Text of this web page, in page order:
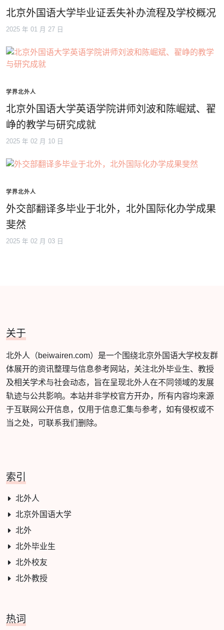
北京外国语大学毕业证丢失补办流程及学校概况
2025 年 01 月 27 日
学界北外人
北京外国语大学英语学院讲师刘波和陈崛斌、翟
峥的教学与研究成就
2025 年 02 月 10 日
学界北外人
外交部翻译多毕业于北外，北外国际化办学成果
斐然
2025 年 02 月 03 日
关于
北外人（beiwairen.com）是一个围绕北京外国语大学校友群
体展开的资讯整理与信息参考网站，关注北外毕业生、教授
及相关学术与社会动态，旨在呈现北外人在不同领域的发展
轨迹与公共影响。本站并非学校官方开办，所有内容均来源
于互联网公开信息，仅用于信息汇集与参考，如有侵权或不
当之处，可联系我们删除。
索引
北外人
北京外国语大学
北外
北外毕业生
北外校友
北外教授
热词